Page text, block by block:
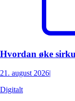
Hvordan øke
21. august 2026|
Digitalt